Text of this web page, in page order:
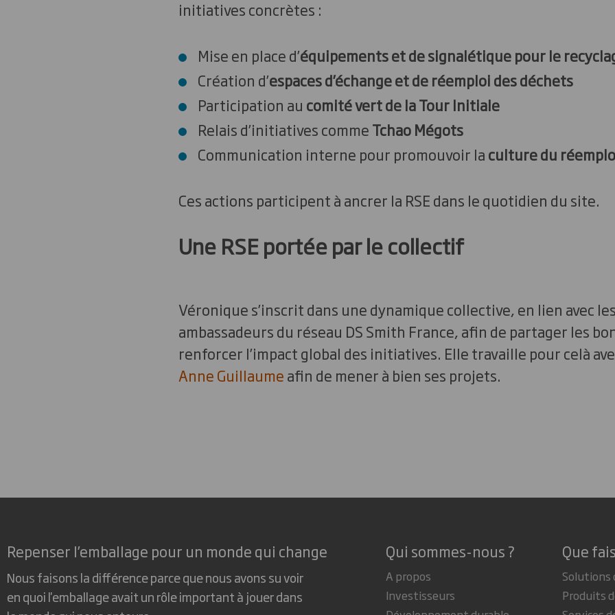
initiatives concrètes :
Mise en place d’équipements et de signalétique pour le
Création d’espaces d’échange et de réemploi des déchets
Participation au comité vert de la Tour Initiale
Relais d’initiatives commeTchao Mégots
Communication interne pour promouvoir laculture du
Ces actions participent à ancrer la RSE dans le quotidien du site.
Une RSE portée par le collectif
Véronique s’inscrit dans une dynamique collective, en lien avec
ambassadeurs du réseau DS Smith France, afin de partager les
renforcer l’impact global des initiatives. Elle travaille pour celà
Anne Guillaumeafin de mener à bien ses projets.
Repenser l’emballage pour un monde qui change
Nous faisons la différence parce que nous avons su voir
en quoi l'emballage avait un rôle important à jouer dans
Qui sommes-nous ?
A propos
Investisseurs
Que
Solutions
Produits